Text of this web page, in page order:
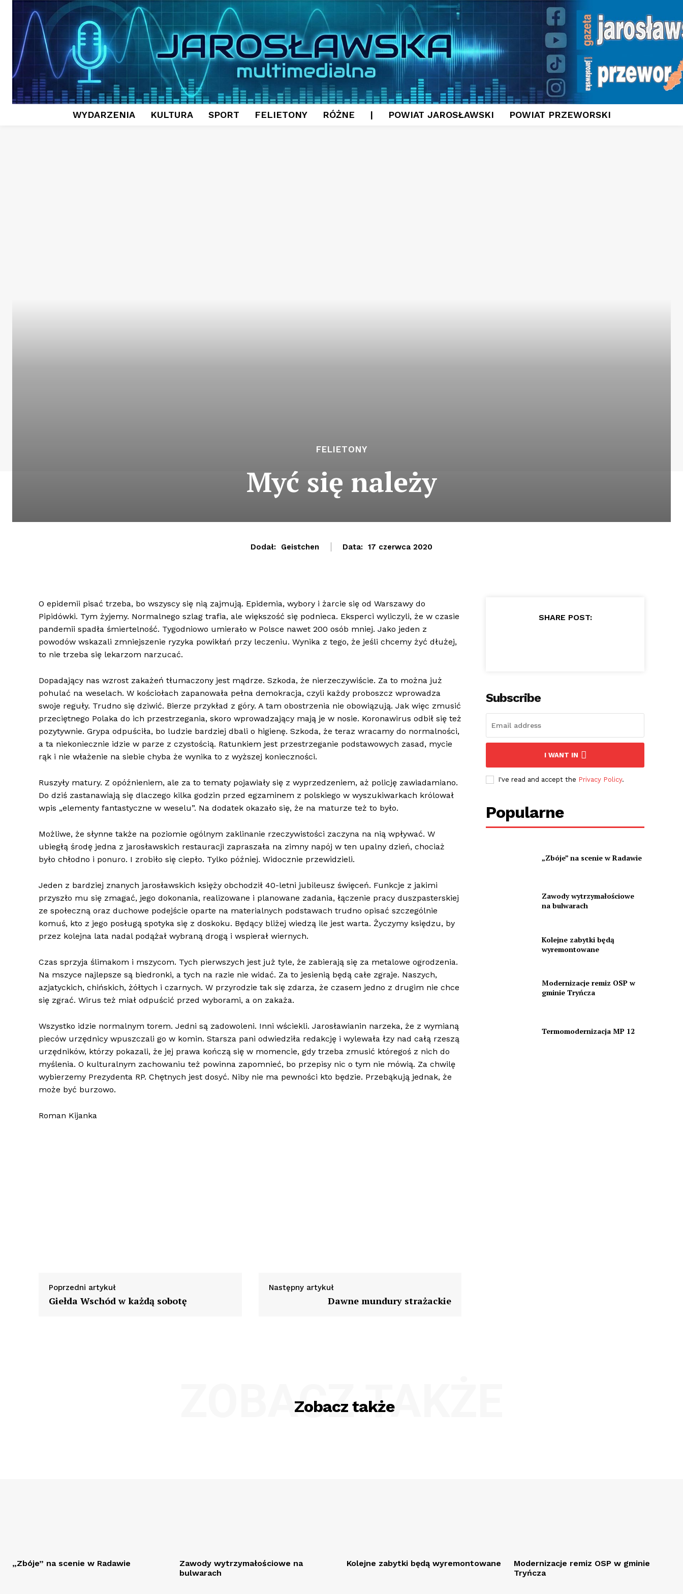
WYDARZENIA KULTURA SPORT FELIETONY RÓŻNE | POWIAT JAROSŁAWSKI POWIAT PRZEWORSKI
FELIETONY
Myć się należy
Dodał: Geistchen Data: 17 czerwca 2020
O epidemii pisać trzeba, bo wszyscy się nią zajmują. Epidemia, wybory i żarcie się od Warszawy do
Pipidówki. Tym żyjemy. Normalnego szlag trafia, ale większość się podnieca. Eksperci wyliczyli, że w czasie
pandemii spadła śmiertelność. Tygodniowo umierało w Polsce nawet 200 osób mniej. Jako jeden z
powodów wskazali zmniejszenie ryzyka powikłań przy leczeniu. Wynika z tego, że jeśli chcemy żyć dłużej,
to nie trzeba się lekarzom narzucać.
Dopadający nas wzrost zakażeń tłumaczony jest mądrze. Szkoda, że nierzeczywiście. Za to można już
pohulać na weselach. W kościołach zapanowała pełna demokracja, czyli każdy proboszcz wprowadza
swoje reguły. Trudno się dziwić. Bierze przykład z góry. A tam obostrzenia nie obowiązują. Jak więc zmusić
przeciętnego Polaka do ich przestrzegania, skoro wprowadzający mają je w nosie. Koronawirus odbił się też
pozytywnie. Grypa odpuściła, bo ludzie bardziej dbali o higienę. Szkoda, że teraz wracamy do normalności,
a ta niekoniecznie idzie w parze z czystością. Ratunkiem jest przestrzeganie podstawowych zasad, mycie
rąk i nie włażenie na siebie chyba że wynika to z wyższej konieczności.
Ruszyły matury. Z opóźnieniem, ale za to tematy pojawiały się z wyprzedzeniem, aż policję zawiadamiano.
Do dziś zastanawiają się dlaczego kilka godzin przed egzaminem z polskiego w wyszukiwarkach królował
wpis „elementy fantastyczne w weselu”. Na dodatek okazało się, że na maturze też to było.
Możliwe, że słynne także na poziomie ogólnym zaklinanie rzeczywistości zaczyna na nią wpływać. W
ubiegłą środę jedna z jarosławskich restauracji zapraszała na zimny napój w ten upalny dzień, chociaż
było chłodno i ponuro. I zrobiło się ciepło. Tylko później. Widocznie przewidzieli.
Jeden z bardziej znanych jarosławskich księży obchodził 40-letni jubileusz święceń. Funkcje z jakimi
przyszło mu się zmagać, jego dokonania, realizowane i planowane zadania, łączenie pracy duszpasterskiej
ze społeczną oraz duchowe podejście oparte na materialnych podstawach trudno opisać szczególnie
komuś, kto z jego posługą spotyka się z doskoku. Będący bliżej wiedzą ile jest warta. Życzymy księdzu, by
przez kolejna lata nadal podążał wybraną drogą i wspierał wiernych.
Czas sprzyja ślimakom i mszycom. Tych pierwszych jest już tyle, że zabierają się za metalowe ogrodzenia.
Na mszyce najlepsze są biedronki, a tych na razie nie widać. Za to jesienią będą całe zgraje. Naszych,
azjatyckich, chińskich, żółtych i czarnych. W przyrodzie tak się zdarza, że czasem jedno z drugim nie chce
się zgrać. Wirus też miał odpuścić przed wyborami, a on zakaża.
Wszystko idzie normalnym torem. Jedni są zadowoleni. Inni wściekli. Jarosławianin narzeka, że z wymianą
pieców urzędnicy wpuszczali go w komin. Starsza pani odwiedziła redakcję i wylewała łzy nad całą rzeszą
urzędników, którzy pokazali, że jej prawa kończą się w momencie, gdy trzeba zmusić któregoś z nich do
myślenia. O kulturalnym zachowaniu też powinna zapomnieć, bo przepisy nic o tym nie mówią. Za chwilę
wybierzemy Prezydenta RP. Chętnych jest dosyć. Niby nie ma pewności kto będzie. Przebąkują jednak, że
może być burzowo.
Roman Kijanka
Poprzedni artykuł
Giełda Wschód w każdą sobotę
Następny artykuł
Dawne mundury strażackie
SHARE POST:
Subscribe
I WANT IN
I've read and accept the Privacy Policy.
Popularne
„Zbóje” na scenie w Radawie
Zawody wytrzymałościowe
na bulwarach
Kolejne zabytki będą
wyremontowane
Modernizacje remiz OSP w
gminie Tryńcza
Termomodernizacja MP 12
Zobacz także
ZOBACZ TAKŻE
„Zbóje” na scenie w Radawie
Zawody wytrzymałościowe na
bulwarach
Kolejne zabytki będą wyremontowane
Modernizacje remiz OSP w gminie
Tryńcza